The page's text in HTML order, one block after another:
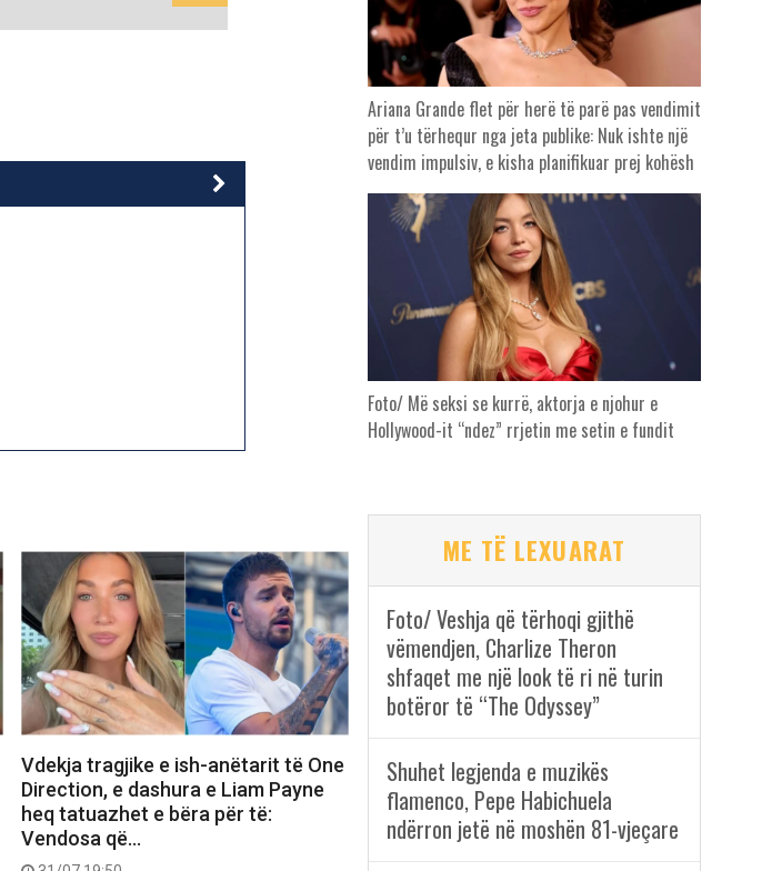
Vdekja tragjike e ish-anëtarit të One
Direction, e dashura e Liam Payne
heq tatuazhet e bëra për të:
Vendosa që…
Ariana Grande flet për herë të parë pas vendimit
për t’u tërhequr nga jeta publike: Nuk ishte një
vendim impulsiv, e kisha planifikuar prej kohësh
Foto/ Më seksi se kurrë, aktorja e njohur e
Hollywood-it “ndez” rrjetin me setin e fundit
ME TË LEXUARAT
Foto/ Veshja që tërhoqi gjithë
vëmendjen, Charlize Theron
shfaqet me një look të ri në turin
botëror të “The Odyssey”
Shuhet legjenda e muzikës
flamenco, Pepe Habichuela
ndërron jetë në moshën 81-vjeçare